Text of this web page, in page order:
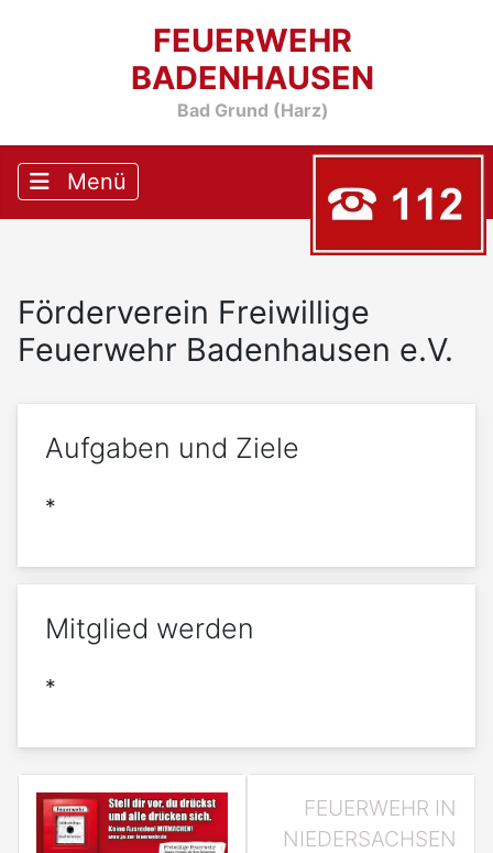
FEUERWEHR
BADENHAUSEN
Bad Grund (Harz)
Förderverein Freiwillige
Feuerwehr Badenhausen e.V.
Aufgaben und Ziele
*
Mitglied werden
*
FEUERWEHR IN
NIEDERSACHSEN